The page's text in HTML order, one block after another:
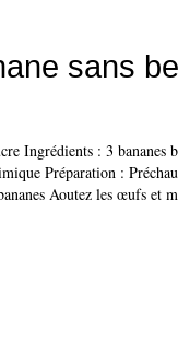
sans
Ingrédients : 3 bananes
Préparation :
Aoutez les œufs et